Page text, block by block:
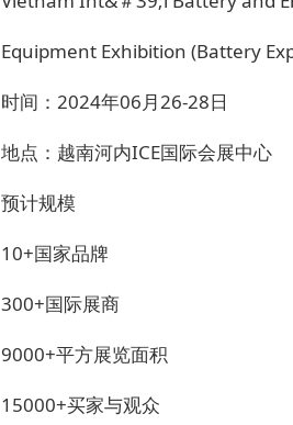
Equipment Exhibition (Battery
时间：2024年06月26-28日
地点：越南河内ICE国际会展中心
预计规模
10+国家品牌
300+国际展商
9000+平方展览面积
15000+买家与观众